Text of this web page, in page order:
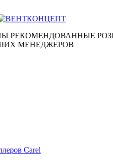
РЕКОМЕНДОВАННЫЕ
МЕНЕДЖЕРОВ
Carel